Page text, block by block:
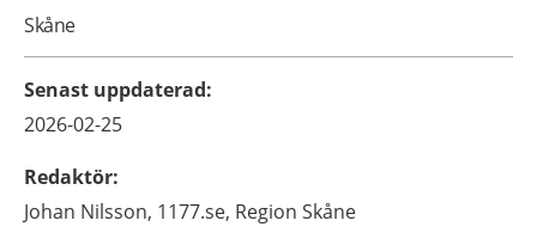
Skåne
Senast uppdaterad:
2026-02-25
Redaktör:
Johan Nilsson, 1177.se, Region Skåne